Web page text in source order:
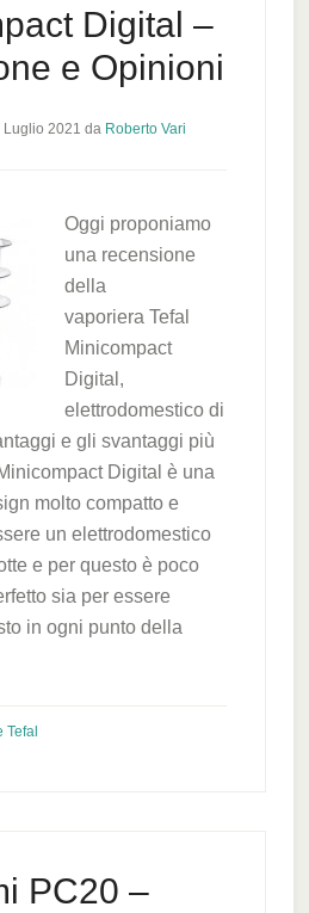
Digital –
e Opinioni
Luglio 2021 da Roberto Vari
Oggi proponiamo
una recensione
della
vaporiera Tefal
Minicompact
Digital,
elettrodomestico di
e gli svantaggi più
Digital è una
molto compatto e
un elettrodomestico
e per questo è poco
sia per essere
in ogni punto della
Tefal
PC20 –